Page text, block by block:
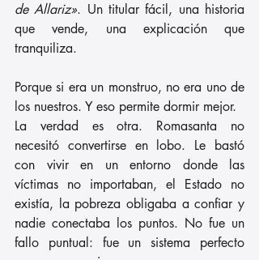
de Allariz». Un titular fácil, una historia
que vende, una explicación que
tranquiliza.
Porque si era un monstruo, no era uno de
los nuestros. Y eso permite dormir mejor.
La verdad es otra. Romasanta no
necesitó convertirse en lobo. Le bastó
con vivir en un entorno donde las
víctimas no importaban, el Estado no
existía, la pobreza obligaba a confiar y
nadie conectaba los puntos. No fue un
fallo puntual: fue un sistema perfecto